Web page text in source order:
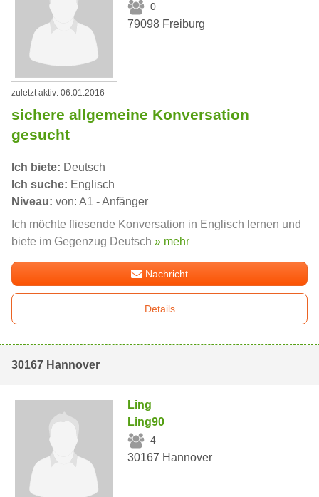
0
79098 Freiburg
zuletzt aktiv: 06.01.2016
sichere allgemeine Konversation
gesucht
Ich biete: Deutsch
Ich suche: Englisch
Niveau: von: A1 - Anfänger
Ich möchte fliesende Konversation in Englisch lernen und
biete im Gegenzug Deutsch » mehr
Nachricht
Details
30167 Hannover
Ling
Ling90
4
30167 Hannover